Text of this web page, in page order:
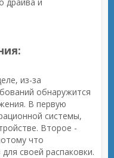
из-за
обнаружится
В первую
системы,
Второе -
что
своей распаковки.